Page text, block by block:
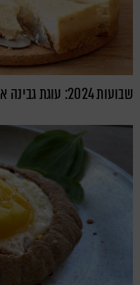
שבועות 2024: עוגת גבינה אקסטרה חלבון ממכרת